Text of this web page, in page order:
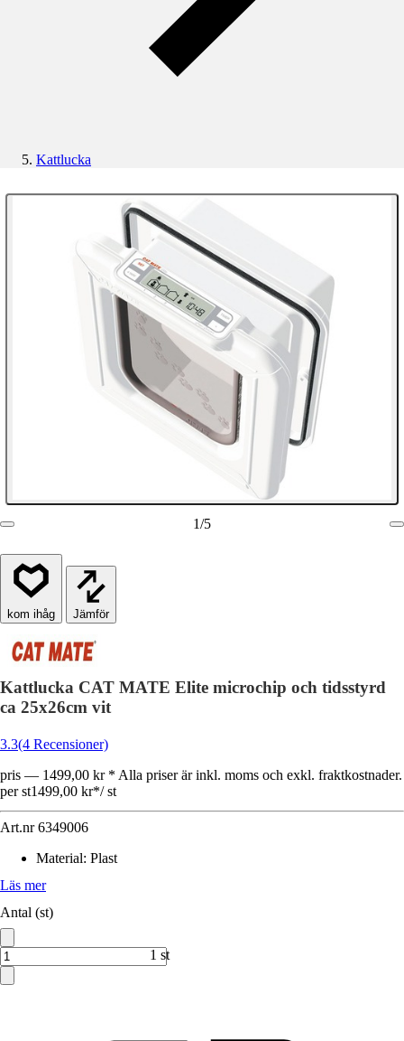
Kattlucka
1/5
Jämför
Kattlucka CAT MATE Elite microchip och tidsstyrd
ca 25x26cm vit
3.3(4 Recensioner)
pris — 1499,00 kr * Alla priser är inkl. moms och exkl. fraktkostnader.
per st1499,00 kr*/ st
Art.nr 6349006
Material: Plast
Läs mer
Antal (st)
1 st